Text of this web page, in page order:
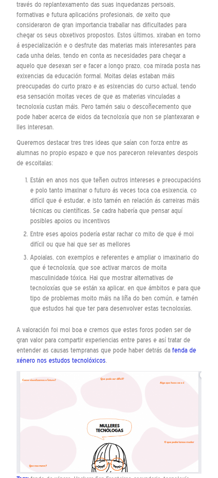
través do replantexamento das suas inquedanzas persoais,
formativas e futura aplicacións profesionais, de xeito que
consideraron de gran importancia traballar nas dificultades para
chegar os seus obxetivos propostos. Estos últimos, xiraban en torno
á especialización e o desfrute das materias mais interesantes para
cada unha delas, tendo en conta as necesidades para chegar a
aquelo que desexan ser e facer a longo prazo, coa mirada posta nas
exixencias da educación formal. Moitas delas estaban máis
preocupadas do curto prazo e as esixencias do curso actual, tendo
esa sensación moitas veces de que as materias vinculadas a
tecnoloxía custan máis. Pero tamén saiu o descoñecemento que
pode haber acerca de eidos da tecnoloxía que non se plantexaran e
lles interesan.
Queremos destacar tres tres ideas que saían con forza entre as
alumnas no propio espazo e que nos pareceron relevantes despois
de escoitalas:
Están en anos nos que teñen outros intereses e preocupacións
e polo tanto imaxinar o futuro ás veces toca coa esixencia, co
difícil que é estudar, e isto tamén en relación ás carreiras máis
técnicas ou científicas. Se cadra habería que pensar aquí
posibles apoios ou incentivos
Entre eses apoios podería estar rachar co mito de que é moi
difícil ou que hai que ser as mellores
Apoialas, con exemplos e referentes e ampliar o imaxinario do
que é tecnoloxía, que soe activar marcos de moita
masculinidade tóxica. Hai que mostrar alternativas de
tecnoloxías que se están xa aplicar, en que ámbitos e para que
tipo de problemas moito máis na liña do ben común, e tamén
que estudos hai que ter para desenvolver estas tecnoloxías.
A valoración foi moi boa e cremos que estes foros poden ser de
gran valor para compartir experiencias entre pares e así tratar de
entender as causas tempranas que pode haber detrás da fenda de
xénero nos estudos tecnolóxicos.